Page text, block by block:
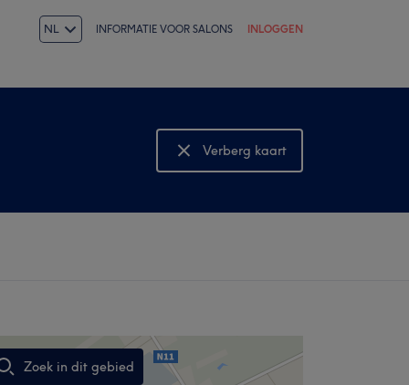
NL INFORMATIE VOOR SALONS INLOGGEN
Verberg kaart
Bekijk kaart
Zoek in dit gebied